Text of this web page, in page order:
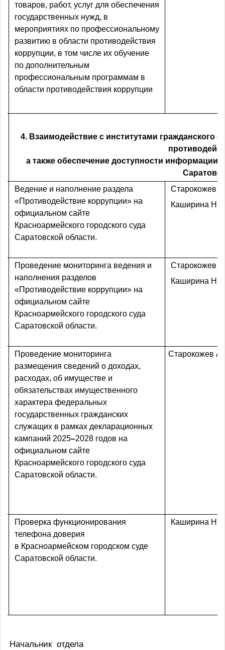
товаров, работ, услуг для обеспечения
государственных нужд, в
мероприятиях по профессиональному
развитию в области противодействия
коррупции, в том числе их обучение
по дополнительным
профессиональным программам в
области противодействия коррупции
4. Взаимодействие с институтами гражданского
а также обеспечение доступности информации
Ведение и наполнение раздела
«Противодействие коррупции» на
официальном сайте
Красноармейского городского суда
Саратовской области.
Старокожев
Каширина
Проведение мониторинга ведения и
наполнения разделов
«Противодействие коррупции» на
официальном сайте
Красноармейского городского суда
Саратовской области.
Старокожев
Каширина
Проведение мониторинга
размещения сведений о доходах,
расходах, об имуществе и
обязательствах имущественного
характера федеральных
государственных гражданских
служащих в рамках декларационных
кампаний 2025–2028 годов на
официальном сайте
Красноармейского городского суда
Саратовской области.
Старокожев
Проверка функционирования
телефона доверия
в Красноармейском городском суде
Саратовской области.
Каширина
Начальник отдела